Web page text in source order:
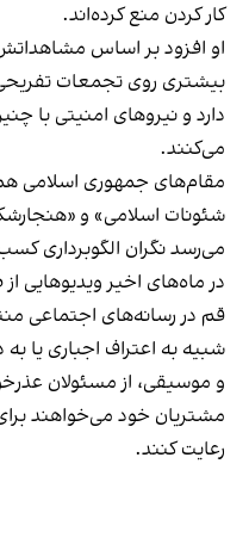
کار کردن منع کرده‌اند.
او افزود بر اساس
بیشتری روی تجمعات
دارد و نیروهای امنیتی با
می‌کنند.
مقام‌های جمهوری اسلامی
شئونات اسلامی» و
می‌رسد نگران الگوبرداری
در ماه‌های اخیر ویدیوهایی
قم در رسانه‌های اجتماعی
شبیه به اعتراف اجباری یا
و موسیقی، از مسئولان
مشتریان خود می‌خواهند
رعایت کنند.